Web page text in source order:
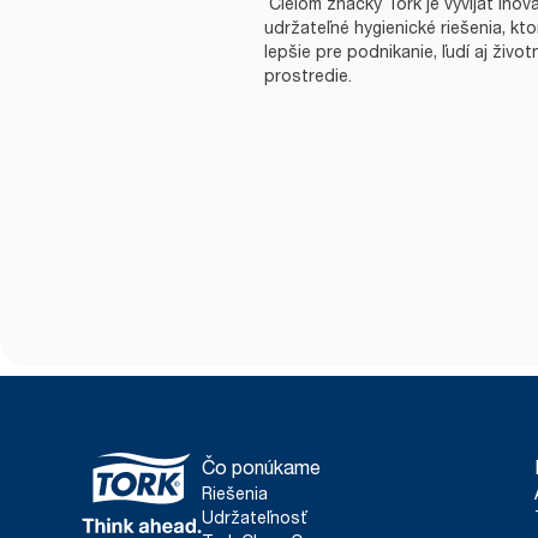
udržateľné hygienické riešenia,
lepšie pre podnikanie, ľudí aj
prostredie.
Čo ponúkame
Riešenia
Udržateľnosť